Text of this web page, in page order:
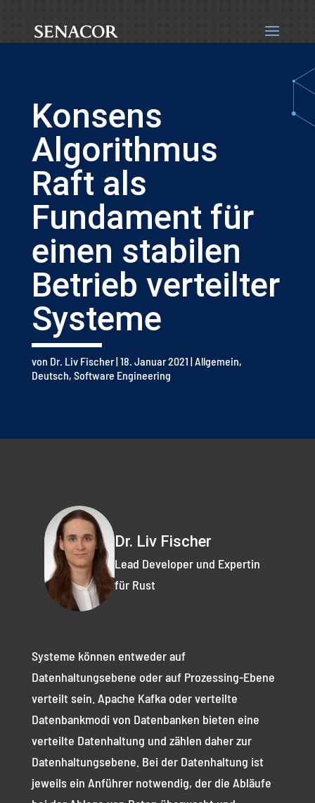
Konsens
Algorithmus
Raft als
Fundament für
einen stabilen
Betrieb verteilter
Systeme
von Dr. Liv Fischer|18. Januar 2021 |Allgemein,
Deutsch, Software Engineering
Dr. Liv Fischer
Lead Developer und Expertin
für Rust
Systeme können entweder auf
Datenhaltungsebene oder auf Prozessing-Ebene
verteilt sein. Apache Kafka oder verteilte
Datenbankmodi von Datenbanken bieten eine
verteilte Datenhaltung und zählen daher zur
Datenhaltungsebene. Bei der Datenhaltung ist
jeweils ein Anführer notwendig, der die Abläufe